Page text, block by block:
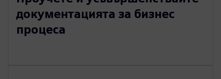
документацията за бизнес
процеса